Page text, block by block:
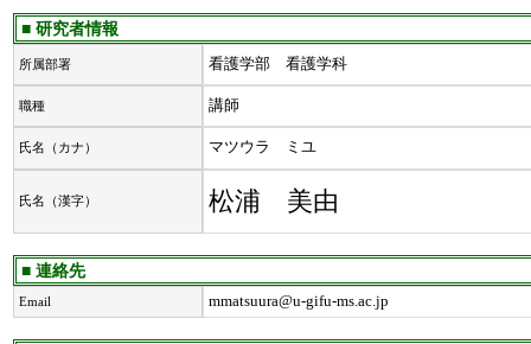
■ 研究者情報
所属部署 看護学部 看護学科
職種 講師
氏名（カナ） マツウラ ミユ
氏名（漢字） 松浦 美由
■ 連絡先
Email mmatsuura@u-gifu-ms.ac.jp